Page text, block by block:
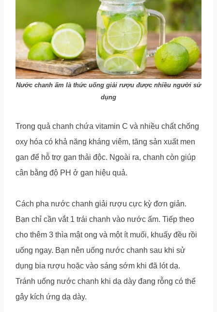
Nước chanh ấm là thức uống giải rượu được nhiều người sử
dụng
Trong quả chanh chứa vitamin C và nhiều chất chống
oxy hóa có khả năng kháng viêm, tăng sản xuất men
gan để hỗ trợ gan thải độc. Ngoài ra, chanh còn giúp
cân bằng độ PH ở gan hiệu quả.
Cách pha nước chanh giải rượu cực kỳ đơn giản.
Bạn chỉ cần vắt 1 trái chanh vào nước ấm. Tiếp theo
cho thêm 3 thìa mật ong và một ít muối, khuấy đều rồi
uống ngay. Bạn nên uống nước chanh sau khi sử
dụng bia rượu hoặc vào sáng sớm khi đã lót dạ.
Tránh uống nước chanh khi dạ dày đang rỗng có thể
gây kích ứng dạ dày.